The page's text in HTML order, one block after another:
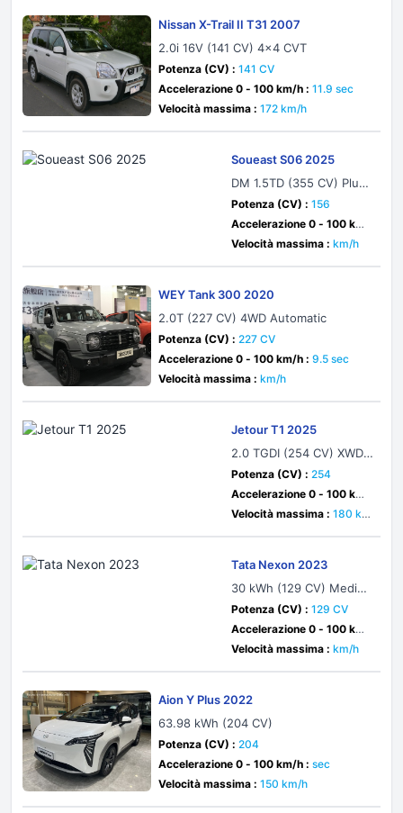
Nissan X-Trail II T31 2007
2.0i 16V (141 CV) 4x4 CVT
Potenza (CV) : 141 CV
Accelerazione 0 - 100 km/h : 11.9 sec
Velocità massima : 172 km/h
Soueast S06 2025
DM 1.5TD (355 CV) Plug-
in Hybrid DHT
Potenza (CV) : 156
Accelerazione 0 - 100 km/
h : sec
Velocità massima : km/h
WEY Tank 300 2020
2.0T (227 CV) 4WD Automatic
Potenza (CV) : 227 CV
Accelerazione 0 - 100 km/h : 9.5 sec
Velocità massima : km/h
Jetour T1 2025
2.0 TGDI (254 CV) XWD
Automatic
Potenza (CV) : 254
Accelerazione 0 - 100 km/
h : 8.8 sec
Velocità massima : 180 k
Tata Nexon 2023
30 kWh (129 CV) Mediu
m Range
Potenza (CV) : 129 CV
Accelerazione 0 - 100 km/
h : 9.2 sec
Velocità massima : km/h
Aion Y Plus 2022
63.98 kWh (204 CV)
Potenza (CV) : 204
Accelerazione 0 - 100 km/h : sec
Velocità massima : 150 km/h